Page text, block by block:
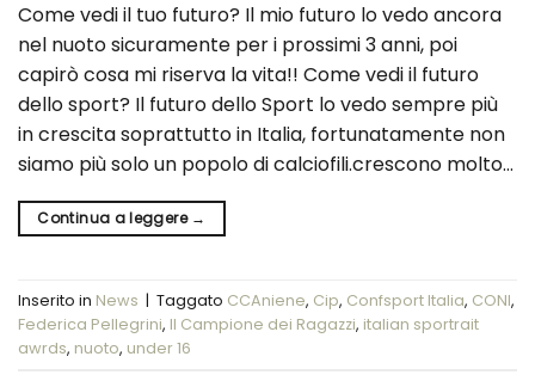
Come vedi il tuo futuro? Il mio futuro lo vedo ancora
nel nuoto sicuramente per i prossimi 3 anni, poi
capirò cosa mi riserva la vita!! Come vedi il futuro
dello sport? Il futuro dello Sport lo vedo sempre più
in crescita soprattutto in Italia, fortunatamente non
siamo più solo un popolo di calciofili.crescono molto…
Continua a leggere →
Inserito in News | Taggato CCAniene, Cip, Confsport Italia, CONI,
Federica Pellegrini, Il Campione dei Ragazzi, italian sportrait
awrds, nuoto, under 16